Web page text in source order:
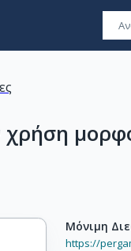
Μόνιμη
https://